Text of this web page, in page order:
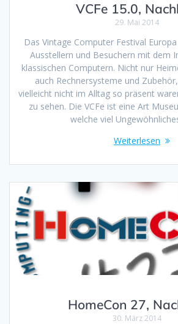
VCFe 15.0,
29. Mai 2014
Das Vintage Computer Festival
Ausstellern und Besuchern mit dem
klassischen Computern. Nicht nur
auch Rechnersysteme und
vielleicht nicht im Alltag so präsent
zu sehen. Die VCFe ist eine Art
welche viel
Weiterlesen
HomeCon 27,
30. März 2014